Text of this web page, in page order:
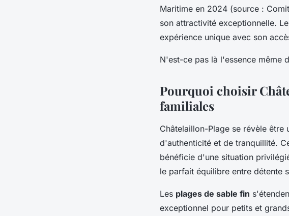
Maritime en 2024 (source :
son attractivité exceptionnelle. Le
expérience unique avec son
N'est-ce pas là l'essence même
Pourquoi choisir
familiales
Châtelaillon-Plage se révèle être
d'authenticité et de tranquillité.
bénéficie d'une situation
le parfait équilibre entre détente
Les plages de sable fin
exceptionnel pour petits et